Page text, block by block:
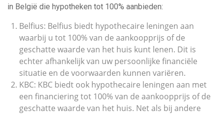
in België die hypotheken tot 100% aanbieden:
Belfius: Belfius biedt hypothecaire leningen aan
waarbij u tot 100% van de aankoopprijs of de
geschatte waarde van het huis kunt lenen. Dit is
echter afhankelijk van uw persoonlijke financiële
situatie en de voorwaarden kunnen variëren.
KBC: KBC biedt ook hypothecaire leningen aan met
een financiering tot 100% van de aankoopprijs of de
geschatte waarde van het huis. Net als bij andere